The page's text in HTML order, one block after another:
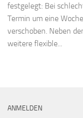
festgelegt: Bei
Termin um eine
verschoben. Neben
weitere flexible...
ANMELDEN